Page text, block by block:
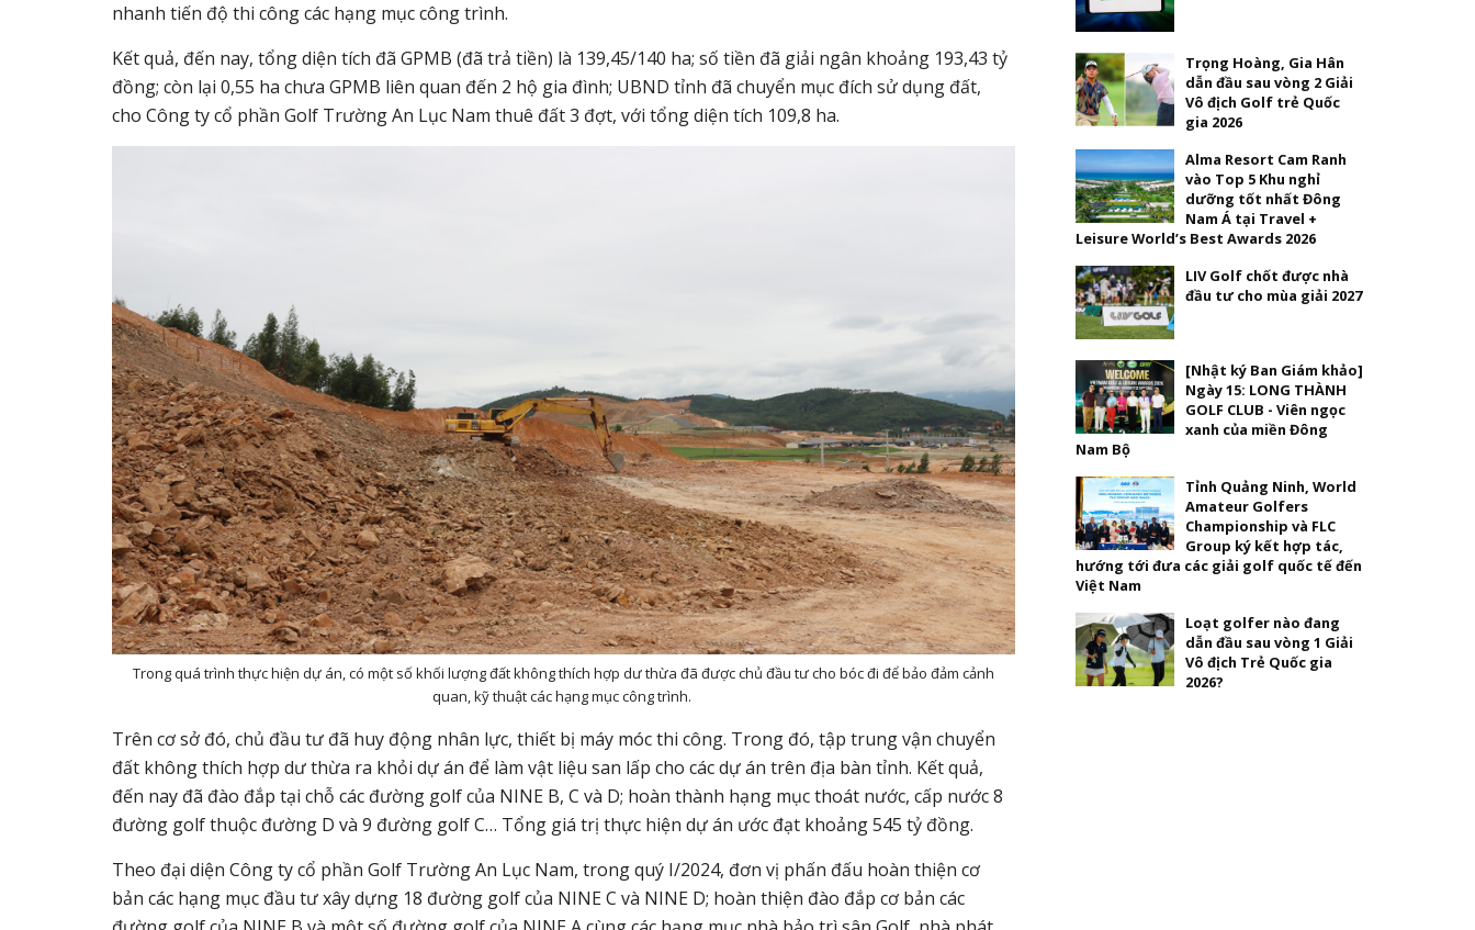
nhanh tiến độ thi công các hạng mục công trình.
Kết quả, đến nay, tổng diện tích đã GPMB (đã trả tiền) là 139,45/140 ha; số tiền đã giải ngân khoảng 193,43 tỷ
đồng; còn lại 0,55 ha chưa GPMB liên quan đến 2 hộ gia đình; UBND tỉnh đã chuyển mục đích sử dụng đất,
cho Công ty cổ phần Golf Trường An Lục Nam thuê đất 3 đợt, với tổng diện tích 109,8 ha.
Trong quá trình thực hiện dự án, có một số khối lượng đất không thích hợp dư thừa đã được chủ đầu tư cho bóc đi để bảo đảm cảnh
quan, kỹ thuật các hạng mục công trình.
Trên cơ sở đó, chủ đầu tư đã huy động nhân lực, thiết bị máy móc thi công. Trong đó, tập trung vận chuyển
đất không thích hợp dư thừa ra khỏi dự án để làm vật liệu san lấp cho các dự án trên địa bàn tỉnh. Kết quả,
đến nay đã đào đắp tại chỗ các đường golf của NINE B, C và D; hoàn thành hạng mục thoát nước, cấp nước 8
đường golf thuộc đường D và 9 đường golf C… Tổng giá trị thực hiện dự án ước đạt khoảng 545 tỷ đồng.
Theo đại diện Công ty cổ phần Golf Trường An Lục Nam, trong quý I/2024, đơn vị phấn đấu hoàn thiện cơ
bản các hạng mục đầu tư xây dựng 18 đường golf của NINE C và NINE D; hoàn thiện đào đắp cơ bản các
Trọng Hoàng, Gia Hân
dẫn đầu sau vòng 2 Giải
Vô địch Golf trẻ Quốc
gia 2026
Alma Resort Cam Ranh
vào Top 5 Khu nghỉ
dưỡng tốt nhất Đông
Nam Á tại Travel +
Leisure World’s Best Awards 2026
LIV Golf chốt được nhà
đầu tư cho mùa giải 2027
[Nhật ký Ban Giám khảo]
Ngày 15: LONG THÀNH
GOLF CLUB - Viên ngọc
xanh của miền Đông
Nam Bộ
Tỉnh Quảng Ninh, World
Amateur Golfers
Championship và FLC
Group ký kết hợp tác,
hướng tới đưa các giải golf quốc tế đến
Việt Nam
Loạt golfer nào đang
dẫn đầu sau vòng 1 Giải
Vô địch Trẻ Quốc gia
2026?